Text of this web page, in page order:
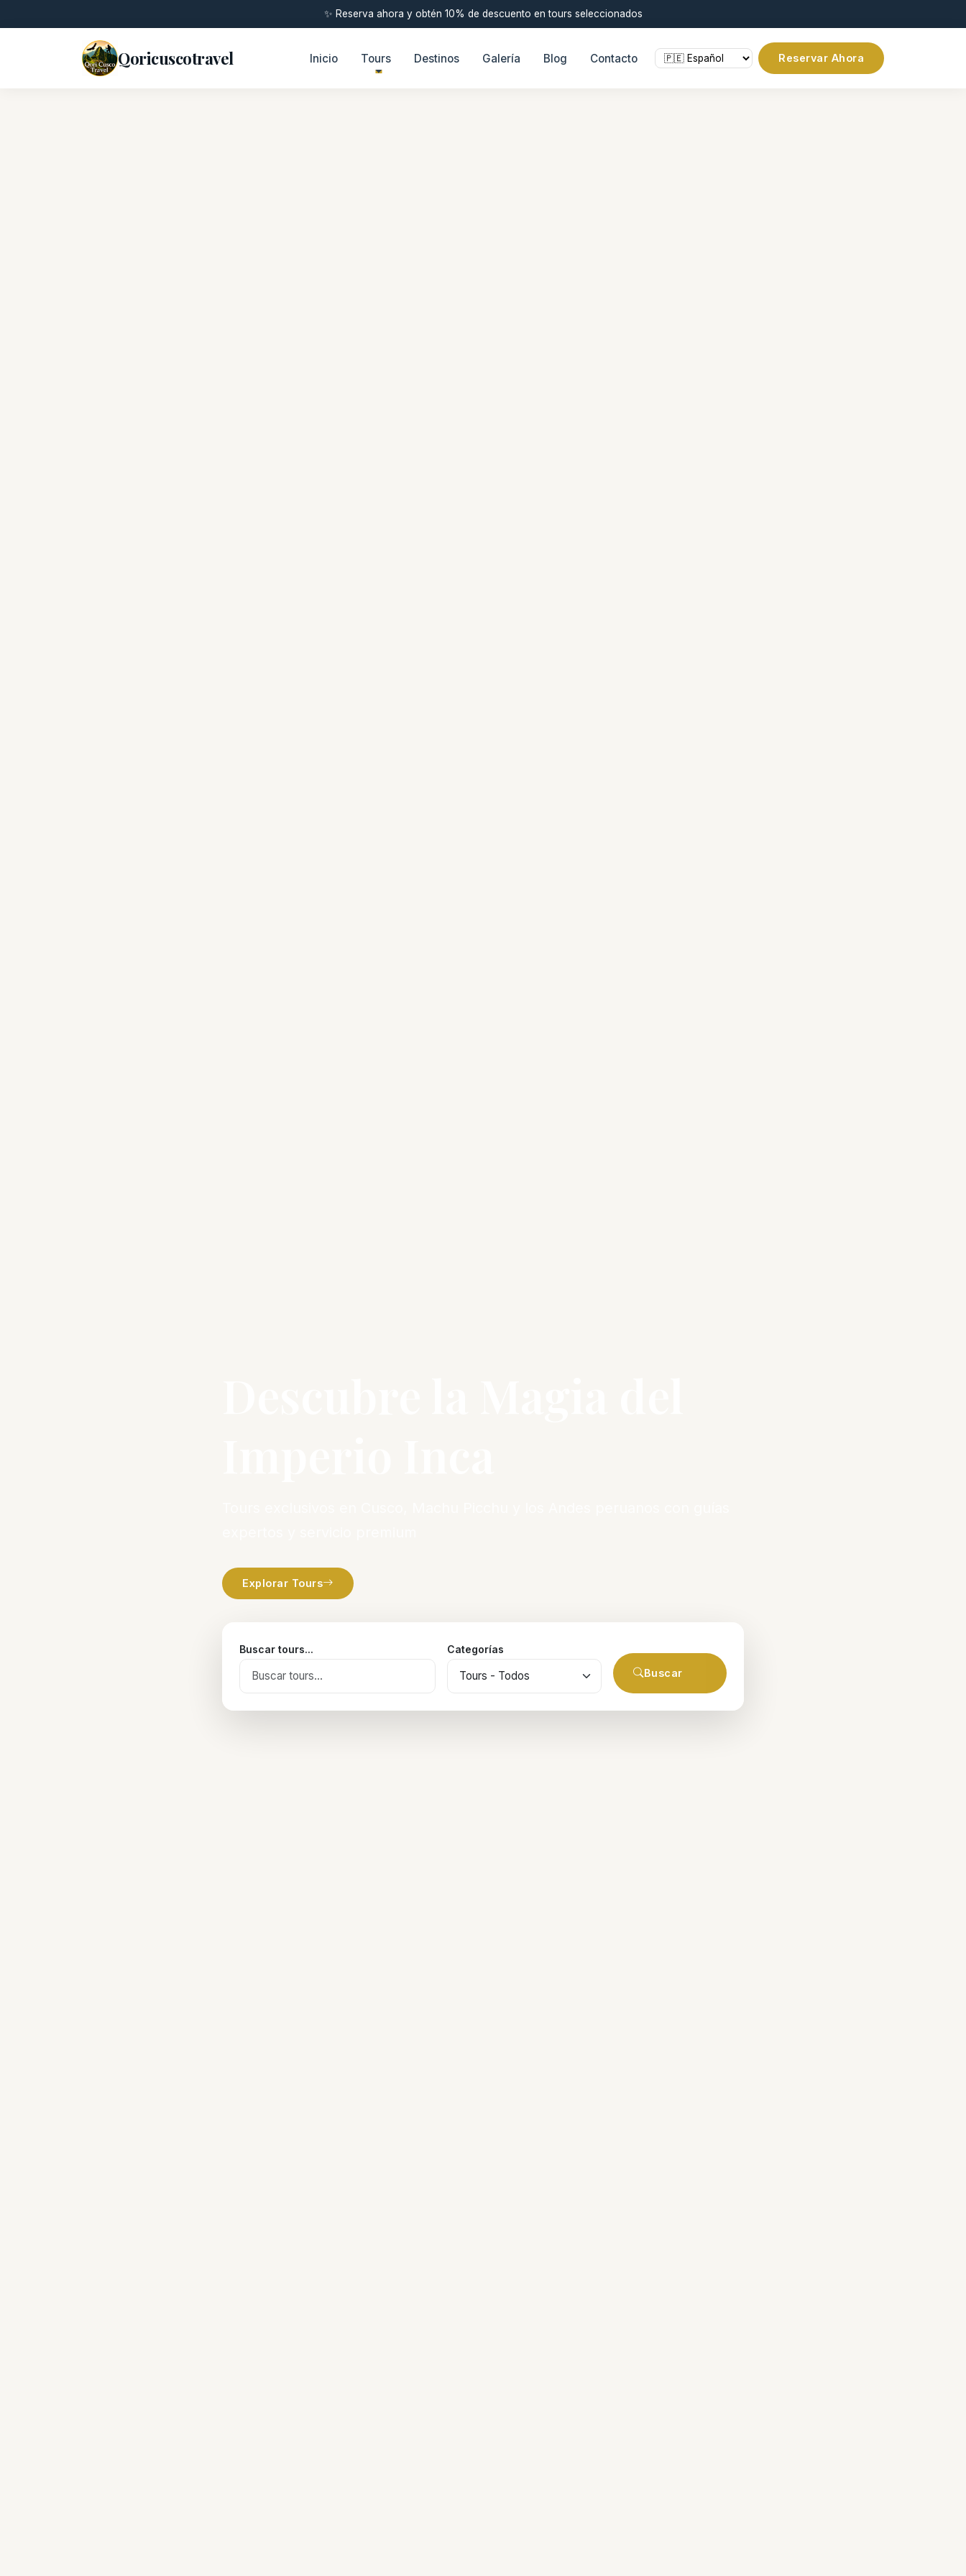
✨ Reserva ahora y obtén 10% de descuento en tours seleccionados
Qoricuscotravel Inicio Tours Destinos Galería Blog Contacto Reservar Ahora
Explorar Tours
Buscar tours...
Categorías
Buscar